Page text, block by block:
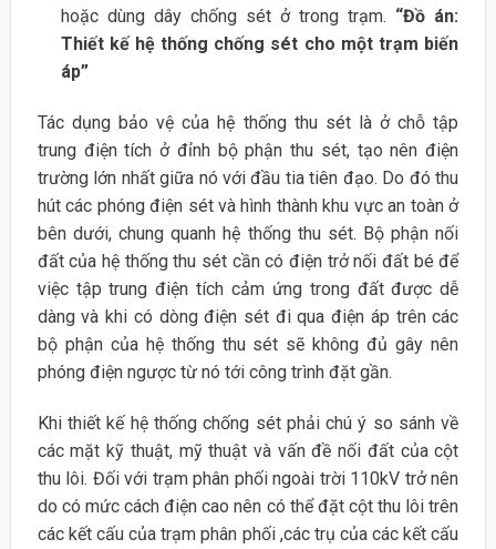
hoặc dùng dây chống sét ở trong trạm. “Đồ án:
Thiết kế hệ thống chống sét cho một trạm biến
áp”
Tác dụng bảo vệ của hệ thống thu sét là ở chỗ tập
trung điện tích ở đỉnh bộ phận thu sét, tạo nên điện
trường lớn nhất giữa nó với đầu tia tiên đạo. Do đó thu
hút các phóng điện sét và hình thành khu vực an toàn ở
bên dưới, chung quanh hệ thống thu sét. Bộ phận nối
đất của hệ thống thu sét cần có điện trở nối đất bé để
việc tập trung điện tích cảm ứng trong đất được dễ
dàng và khi có dòng điện sét đi qua điện áp trên các
bộ phận của hệ thống thu sét sẽ không đủ gây nên
phóng điện ngược từ nó tới công trình đặt gần.
Khi thiết kế hệ thống chống sét phải chú ý so sánh về
các mặt kỹ thuật, mỹ thuật và vấn đề nối đất của cột
thu lôi. Đối với trạm phân phối ngoài trời 110kV trở nên
do có mức cách điện cao nên có thể đặt cột thu lôi trên
các kết cấu của trạm phân phối ,các trụ của các kết cấu